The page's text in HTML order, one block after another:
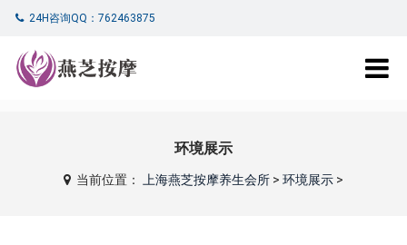
24H咨询QQ：762463875
环境展示
当前位置： 上海燕芝按摩养生会所> 环境展示>